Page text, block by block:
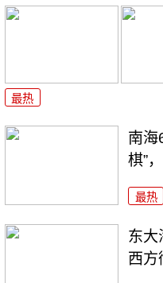
最热
南海
棋”
最热
东大
西方